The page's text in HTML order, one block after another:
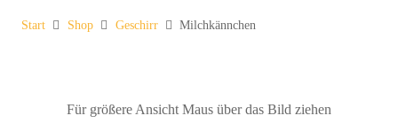
Start Shop Geschirr Milchkännchen
Für größere Ansicht Maus über das Bild ziehen